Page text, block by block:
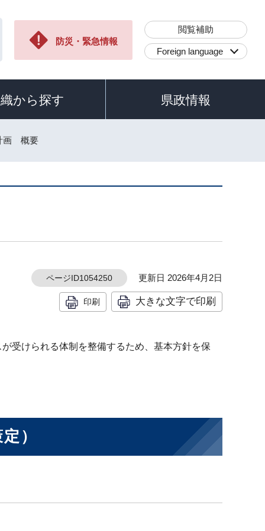
防災・緊急情報
閲覧補助
Foreign language
から探す 県政情報
画 概要
ページID1054250 更新日 2026年4月2日
印刷 大きな文字で印刷
受けられる体制を整備するため、基本方針を保
）